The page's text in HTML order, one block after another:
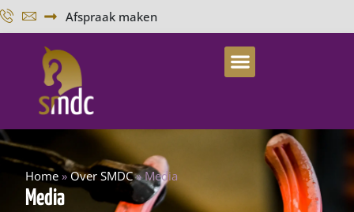
Afspraak maken
Home »Over SMDC»Media
Media